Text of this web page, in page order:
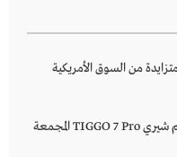
من السوق الأمريكية
قريبًا في مصر.. جي بي أوتو تستعد لتقديم شيري TIGGO 7 Pro المجمعة